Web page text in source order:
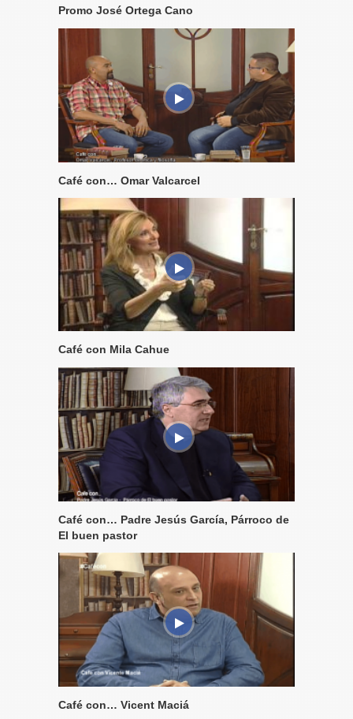
Promo José Ortega Cano
Café con… Omar Valcarcel
Café con Mila Cahue
Café con… Padre Jesús García, Párroco de
El buen pastor
Café con… Vicent Maciá